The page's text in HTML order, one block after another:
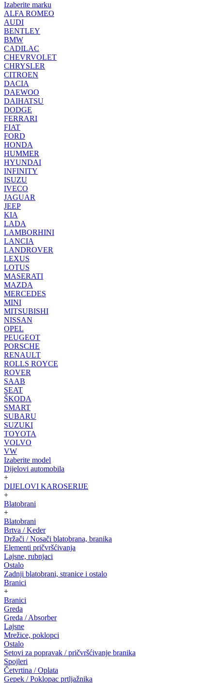
Izaberite marku
ALFA ROMEO
AUDI
BENTLEY
BMW
CADILAC
CHEVRVOLET
CHRYSLER
CITROEN
DACIA
DAEWOO
DAIHATSU
DODGE
FERRARI
FIAT
FORD
HONDA
HUMMER
HYUNDAI
INFINITY
ISUZU
IVECO
JAGUAR
JEEP
KIA
LADA
LAMBORHINI
LANCIA
LANDROVER
LEXUS
LOTUS
MASERATI
MAZDA
MERCEDES
MINI
MITSUBISHI
NISSAN
OPEL
PEUGEOT
PORSCHE
RENAULT
ROLLS ROYCE
ROVER
SAAB
SEAT
ŠKODA
SMART
SUBARU
SUZUKI
TOYOTA
VOLVO
VW
Izaberite model
Dijelovi automobila
+
DIJELOVI KAROSERIJE
+
Blatobrani
+
Blatobrani
Brtva / Keder
Držači / Nosači blatobrana, branika
Elementi pričvršćivanja
Lajsne, rubnjaci
Ostalo
Zadnji blatobrani, stranice i ostalo
Branici
+
Branici
Greda
Greda / Absorber
Lajsne
Mrežice, poklopci
Ostalo
Setovi za popravak / pričvršćivanje branika
Spojleri
Četvrtina / Oplata
Gepek / Poklopac prtljažnika